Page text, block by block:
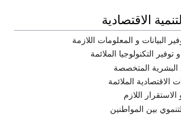
الاقتصادية
البيانات و المعلومات اللازمة
توفير التكنولوجيا الملائمة
البشرية المتخصصة
الاقتصادية الملائمة
اللازم
بين المواطنين